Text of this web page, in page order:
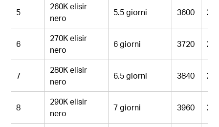
5
260K elisir
nero
5.5 giorni 3600
6
270K elisir
nero
6 giorni 3720
7
280K elisir
nero
6.5 giorni 3840
8
290K elisir
nero
7 giorni 3960